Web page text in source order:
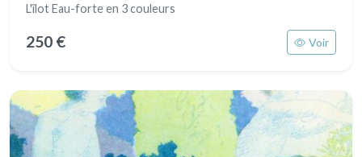
L'îlot Eau-forte en 3 couleurs
250 € Voir